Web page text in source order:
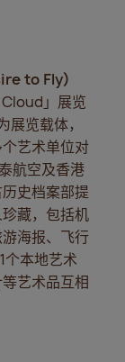
to Fly）
」展览
览载体，
艺术单位对
航空及香港
史档案部提
藏，包括机
海报、飞行
个本地艺术
艺术品互相